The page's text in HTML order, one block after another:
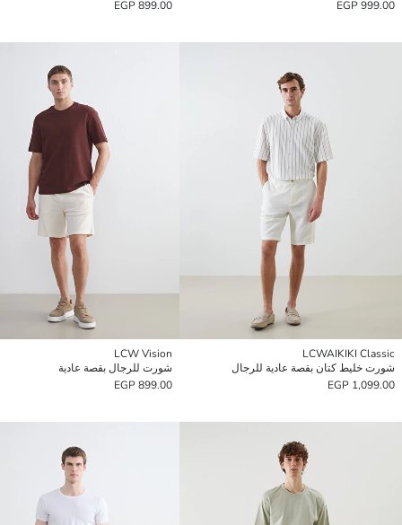
999.00 EGP
899.00 EGP
LCWAIKIKI Classic
شورت خليط كتان بقصة عادية للرجال
1,099.00 EGP
LCW Vision
شورت للرجال بقصة عادية
899.00 EGP